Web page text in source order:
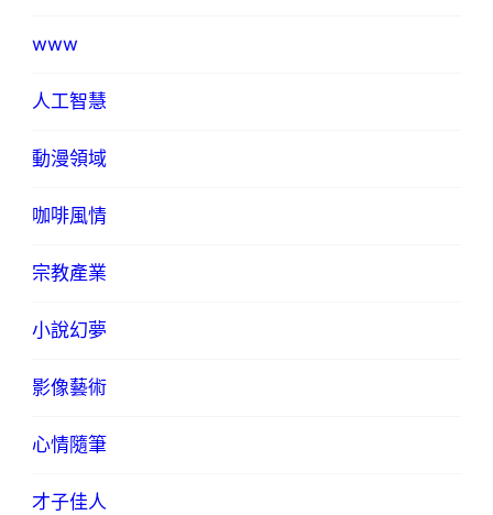
www
人工智慧
動漫領域
咖啡風情
宗教產業
小說幻夢
影像藝術
心情隨筆
才子佳人